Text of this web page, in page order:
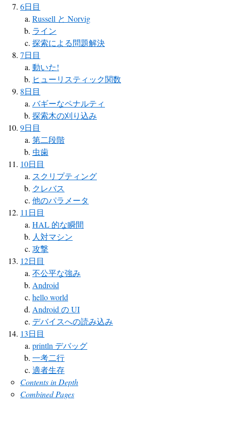
6日目
Russell と Norvig
ライン
探索による問題解決
7日目
動いた!
ヒューリスティック関数
8日目
バギーなペナルティ
探索木の刈り込み
9日目
第二段階
虫歯
10日目
スクリプティング
クレバス
他のパラメータ
11日目
HAL 的な瞬間
人対マシン
攻撃
12日目
不公平な強み
Android
hello world
Android の UI
デバイスへの読み込み
13日目
println デバッグ
一考二行
適者生存
Contents in Depth
Combined Pages